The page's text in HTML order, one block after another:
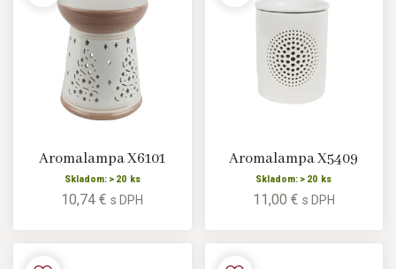
Aromalampa X6101
Skladom: > 20 ks
10,74 €s DPH
Aromalampa X5409
Skladom: > 20 ks
11,00 € s DPH